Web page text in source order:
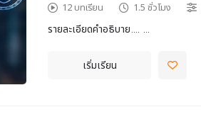
12 บทเรียน 1.5 ชั่วโมง
รายละเอียดคำอธิบาย…. …
เริ่มเรียน